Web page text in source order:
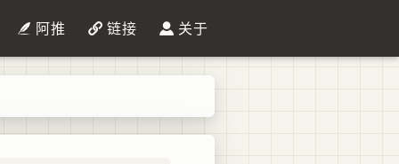
阿推 链接 关于